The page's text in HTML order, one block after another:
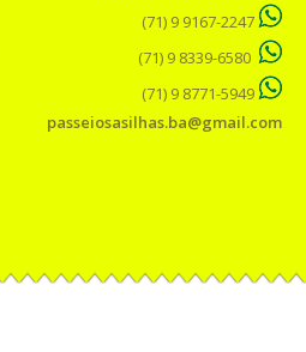
(71) 9 9167-2247
(71) 9 8339-6580
(71) 9 8771-5949
passeiosasilhas.ba@gmail.com